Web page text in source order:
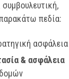
πεδία:
ασφάλεια
& ασφάλεια